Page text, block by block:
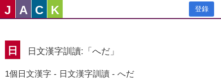
J A C K 登錄
日 日文漢字訓讀:「へだ」
1個日文漢字 - 日文漢字訓讀 - へだ